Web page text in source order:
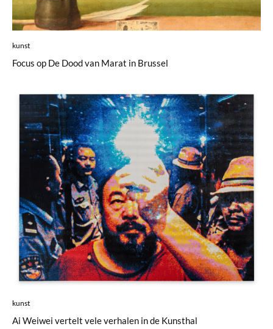
kunst
Focus op De Dood van Marat in Brussel
kunst
Ai Weiwei vertelt vele verhalen in de Kunsthal